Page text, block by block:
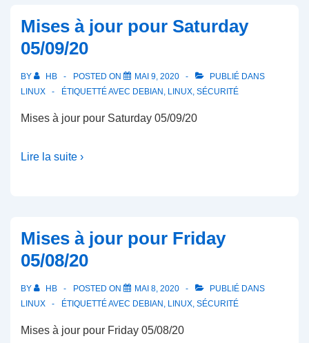
Mises à jour pour Saturday
05/09/20
BY HB POSTED ON MAI 9, 2020
PUBLIÉ DANS
LINUX
ÉTIQUETTÉ AVEC DEBIAN , LINUX, SÉCURITÉ
Mises à jour pour Saturday 05/09/20
Lire la suite ›
Mises à jour pour Friday
05/08/20
BY HB POSTED ON MAI 8, 2020
PUBLIÉ DANS
LINUX
ÉTIQUETTÉ AVEC DEBIAN , LINUX, SÉCURITÉ
Mises à jour pour Friday 05/08/20